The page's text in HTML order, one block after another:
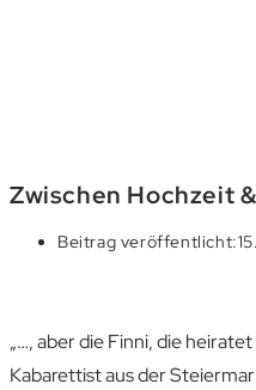
Zwischen Hochzeit
Beitrag veröffentlicht:
„…, aber die Finni, die
Kabarettist aus der